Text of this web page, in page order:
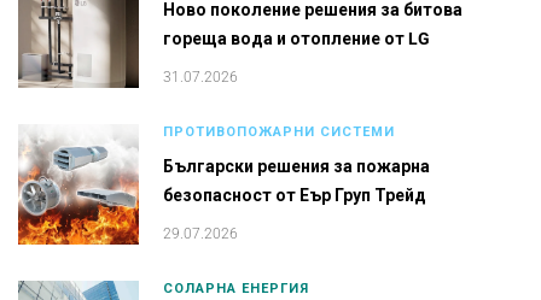
Ново поколение решения за битова
гореща вода и отопление от LG
31.07.2026
ПРОТИВОПОЖАРНИ СИСТЕМИ
Български решения за пожарна
безопасност от Еър Груп Трейд
29.07.2026
СОЛАРНА ЕНЕРГИЯ